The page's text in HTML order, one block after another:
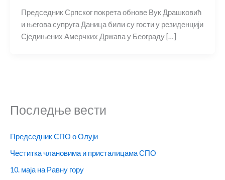
Председник Српског покрета обнове Вук Драшковић
и његова супруга Даница били су гости у резиденцији
Сједињених Амерчких Држава у Београду […]
Последње вести
Председник СПО о Олуји
Честитка члановима и присталицама СПО
10. маја на Равну гору